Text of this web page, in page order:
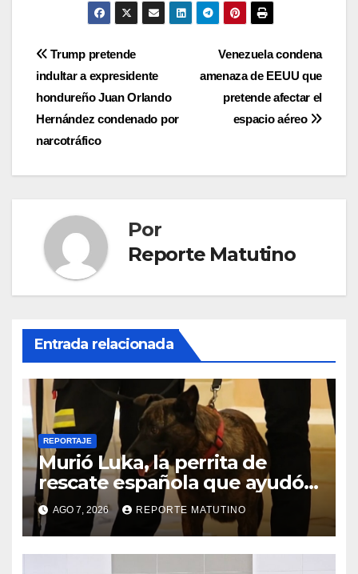
Navegación
de
entradas
Venezuela condena
amenaza de EEUU que
pretende afectar el
espacio aéreo
Trump pretende
indultar a expresidente
hondureño Juan Orlando
Hernández condenado por
narcotráfico
Por
Reporte Matutino
Entrada relacionada
REPORTAJE
Murió Luka, la perrita de
rescate española que ayudó a
buscar sobrevivientes bajo los
escombros tras los
terremotos
AGO 7, 2026 REPORTE MATUTINO